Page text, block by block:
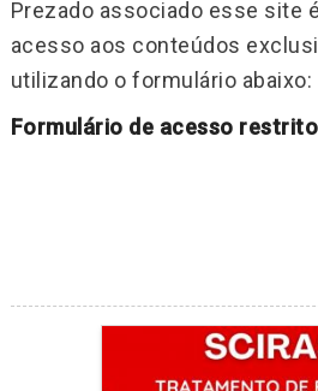
Prezado associado esse site
acesso aos conteúdos
utilizando o formulário abaixo:
Formulário de acesso restrito